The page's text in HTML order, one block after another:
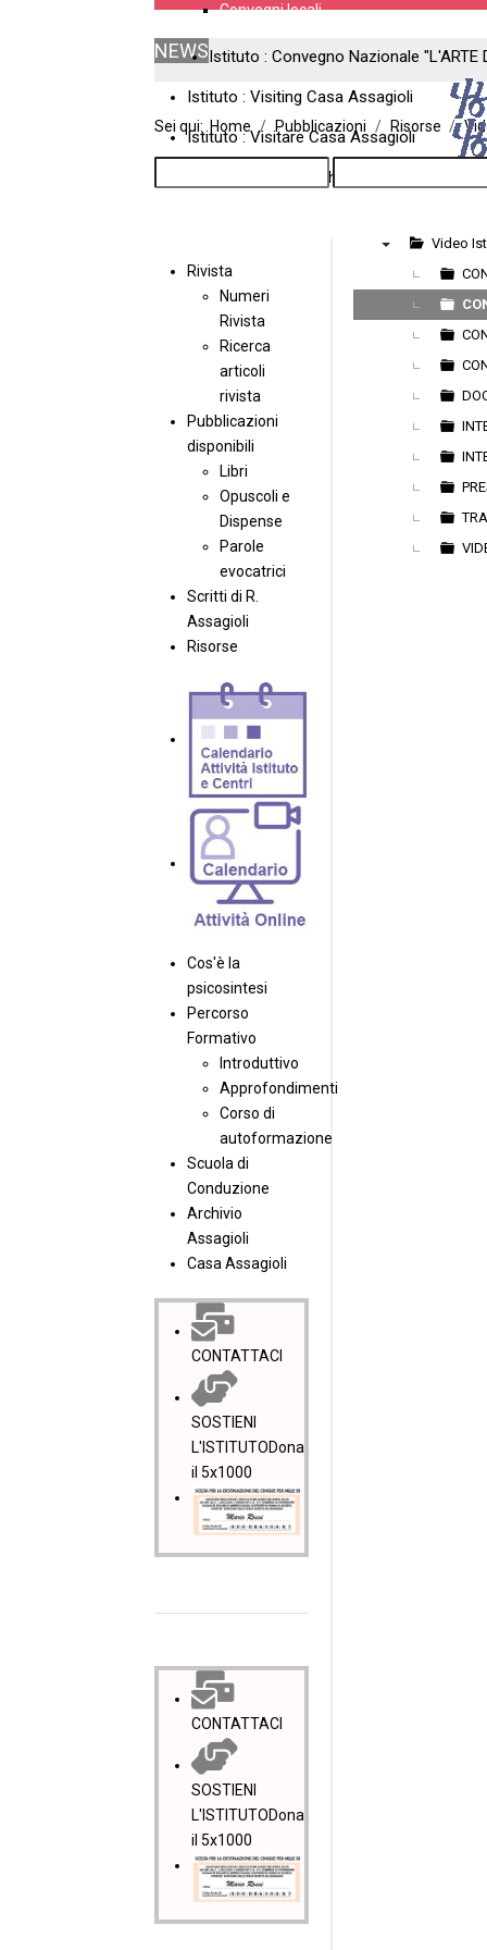
Convegni locali
NEWSIstituto : Convegno Nazionale
Istituto : Visiting Casa Assagioli
Istituto : Visitare Casa Assagioli
Casa Assagioli : 12th International
Sei qui: Home Pubblicazioni Risorse
Rivista
Numeri
Rivista
Ricerca
articoli
rivista
Pubblicazioni
disponibili
Libri
Opuscoli e
Dispense
Parole
evocatrici
Scritti di R.
Assagioli
Risorse
Cos'è la
psicosintesi
Percorso
Formativo
Introduttivo
Approfondimenti
Corso di
autoformazione
Scuola di
Conduzione
Archivio
Assagioli
Casa Assagioli
CONTATTACI
SOSTIENI
L'ISTITUTODona
il 5x1000
CONTATTACI
SOSTIENI
L'ISTITUTODona
il 5x1000
Video